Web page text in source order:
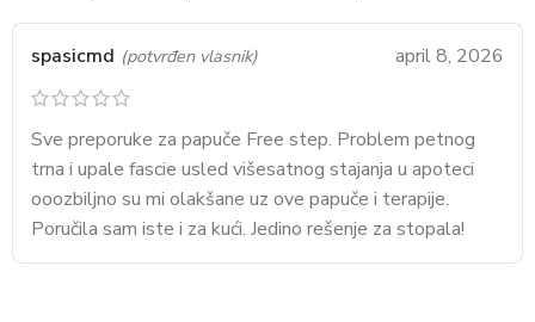
spasicmd (potvrđen vlasnik) april 8, 2026
Sve preporuke za papuče Free step. Problem petnog
trna i upale fascie usled višesatnog stajanja u apoteci
ooozbiljno su mi olakšane uz ove papuče i terapije.
Poručila sam iste i za kući. Jedino rešenje za stopala!